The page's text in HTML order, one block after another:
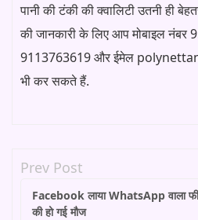
पानी की टंकी की क्वालिटी उतनी ही
की जानकारी के लिए आप मोबाइल नंबर
9113763619 और ईमेल
भी कर सकते हैं.
Prev Post
Facebook लाया WhatsApp वाला
की हो गई मौज